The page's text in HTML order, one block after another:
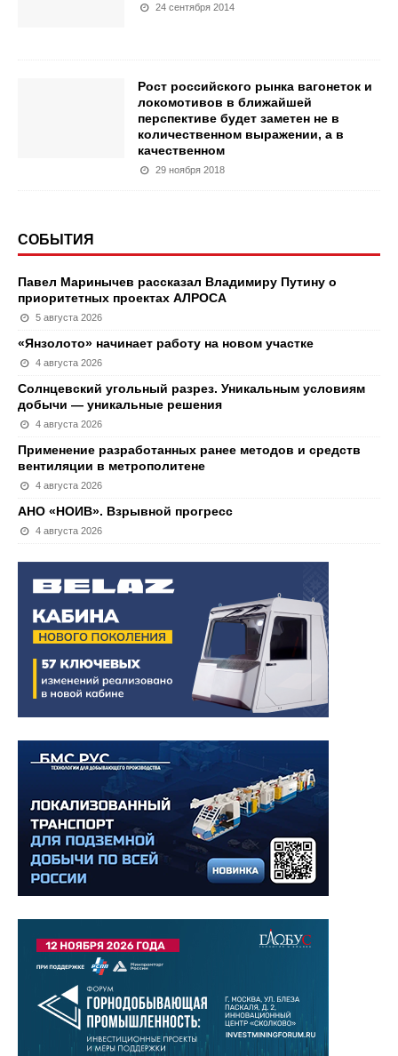
24 сентября 2014
Рост российского рынка вагонеток и
локомотивов в ближайшей
перспективе будет заметен не в
количественном выражении, а в
качественном
29 ноября 2018
СОБЫТИЯ
Павел Маринычев рассказал Владимиру Путину о
приоритетных проектах АЛРОСА
5 августа 2026
«Янзолото» начинает работу на новом участке
4 августа 2026
Солнцевский угольный разрез. Уникальным условиям
добычи — уникальные решения
4 августа 2026
Применение разработанных ранее методов и средств
вентиляции в метрополитене
4 августа 2026
АНО «НОИВ». Взрывной прогресс
4 августа 2026